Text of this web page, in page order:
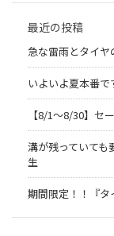
最近の投稿
急な雷雨とタイヤ
いよいよ夏本番で
【8/1～8/30】セ
溝が残っていても
生
期間限定！！『タ